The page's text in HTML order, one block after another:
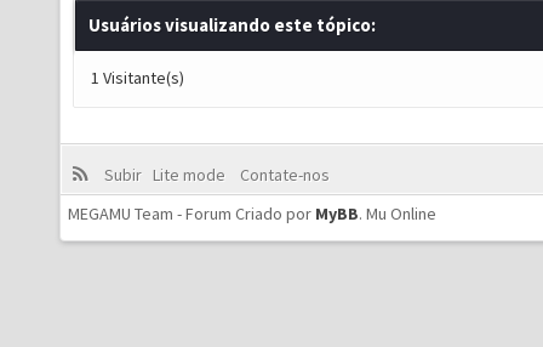
Usuários visualizando este tópico:
1 Visitante(s)
Subir Lite mode
Contate-nos
MEGAMU Team - Forum Criado por MyBB. Mu Online